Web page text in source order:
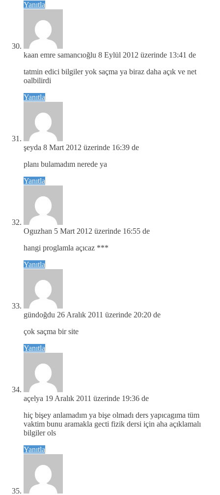
Yanıtla
kaan emre samancıoğlu 8 Eylül 2012 üzerinde 13:41 de
tatmin edici bilgiler yok saçma ya biraz daha açık ve net
oalbilirdi
Yanıtla
şeyda 8 Mart 2012 üzerinde 16:39 de
planı bulamadım nerede ya
Yanıtla
Oguzhan 5 Mart 2012 üzerinde 16:55 de
hangi proglamla açıcaz ***
Yanıtla
gündoğdu 26 Aralık 2011 üzerinde 20:20 de
çok saçma bir site
Yanıtla
açelya 19 Aralık 2011 üzerinde 19:36 de
hiç bişey anlamadım ya bişe olmadı ders yapıcagıma tüm
vaktim bunu aramakla gecti fizik dersi için aha açıklamalı
bilgiler ols
Yanıtla